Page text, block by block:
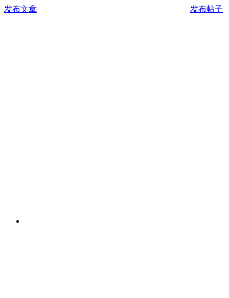
发布文章 发布帖子